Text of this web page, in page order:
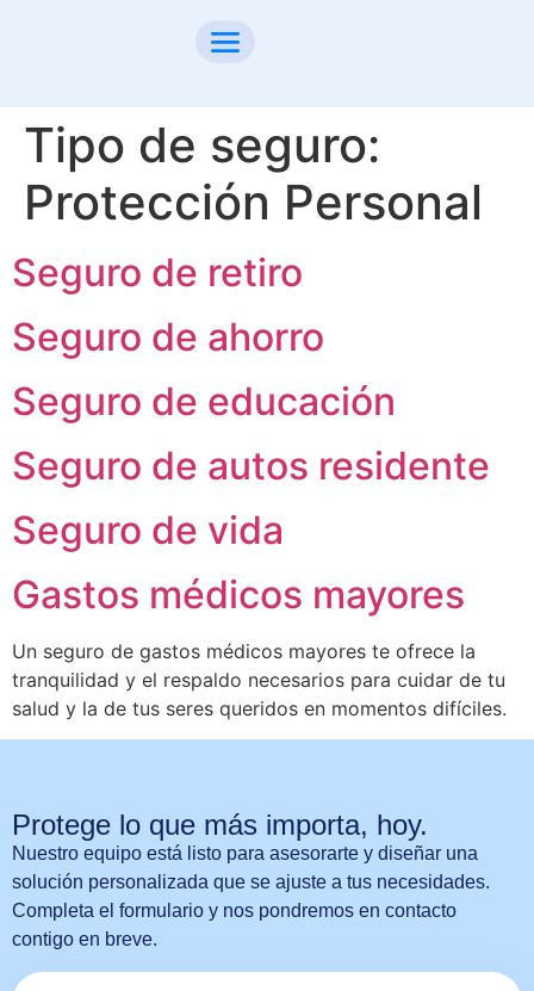
Tipo de seguro:
Protección Personal
Seguro de retiro
Seguro de ahorro
Seguro de educación
Seguro de autos residente
Seguro de vida
Gastos médicos mayores
Un seguro de gastos médicos mayores te ofrece la
tranquilidad y el respaldo necesarios para cuidar de tu
salud y la de tus seres queridos en momentos difíciles.
Protege lo que más importa, hoy.
Nuestro equipo está listo para asesorarte y diseñar una
solución personalizada que se ajuste a tus necesidades.
Completa el formulario y nos pondremos en contacto
contigo en breve.